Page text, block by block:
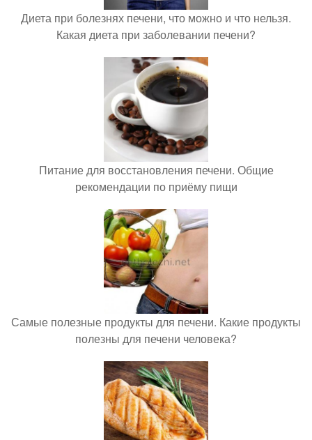
Диета при болезнях печени, что можно и что нельзя.
Какая диета при заболевании печени?
Питание для восстановления печени. Общие
рекомендации по приёму пищи
Самые полезные продукты для печени. Какие продукты
полезны для печени человека?